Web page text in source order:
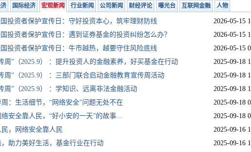
国际经济 宏观新闻 行业新闻 公司新闻 财经评论 曝光台 互联网金融 人物
国投资者保护宣传日：守好投资本心，筑牢理财防线
2026-05-15
国投资者保护宣传日：遇到证券基金的投资纠纷怎么办？
2026-05-15
国投资者保护宣传日：牛市越热，越要守住风险底线
2026-05-15
周”（2025.9） ：提升投资人的金融素养，好买基金在行动
2025-09-18
周”（2025.9） ：三部门联合启动金融教育宣传周活动
2025-09-18
周”（2025.9） ：学知识、远离非法金融活动
2025-09-18
：生活细节，“网络安全”问题无处不在
2025-09-18
安全靠人民，“好小安的一天”的故事...
2025-09-18
，网络安全靠人民
2025-09-16
助力美好生活，基金行业在行动
2025-09-16